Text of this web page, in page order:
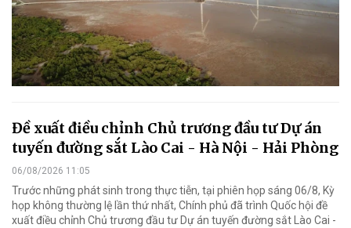
Đề xuất điều chỉnh Chủ trương đầu tư Dự án
tuyến đường sắt Lào Cai - Hà Nội - Hải Phòng
06/08/2026 11:05
Trước những phát sinh trong thực tiễn, tại phiên họp sáng 06/8, Kỳ
họp không thường lệ lần thứ nhất, Chính phủ đã trình Quốc hội đề
xuất điều chỉnh Chủ trương đầu tư Dự án tuyến đường sắt Lào Cai -